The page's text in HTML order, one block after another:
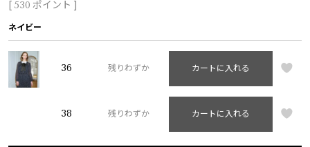
[530 ポイント ]
ネイビー
36 残りわずか カートに入れる
38 残りわずか カートに入れる